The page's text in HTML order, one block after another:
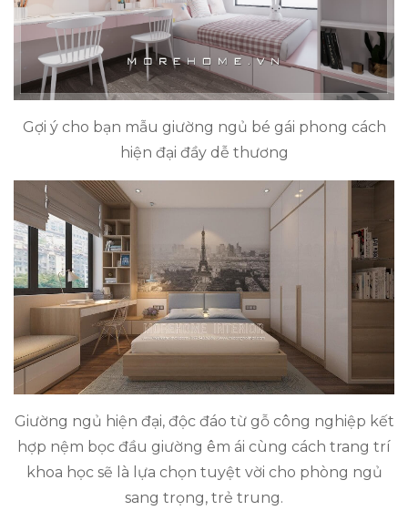
Gợi ý cho bạn mẫu giường ngủ bé gái phong cách
hiện đại đầy dễ thương
Giường ngủ hiện đại, độc đáo từ gỗ công nghiệp kết
hợp nệm bọc đầu giường êm ái cùng cách trang trí
khoa học sẽ là lựa chọn tuyệt vời cho phòng ngủ
sang trọng, trẻ trung.